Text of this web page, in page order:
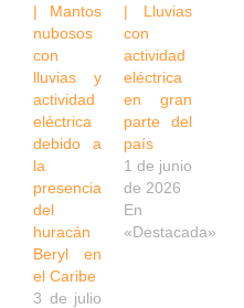
| Mantos
nubosos
con
lluvias y
actividad
eléctrica
debido a
la
presencia
del
huracán
Beryl en
el Caribe
3 de julio
| Lluvias
con
actividad
eléctrica
en gran
parte del
país
1 de junio
de 2026
En
«Destacada»